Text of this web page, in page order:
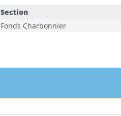
Section
Fonds Charbonnier